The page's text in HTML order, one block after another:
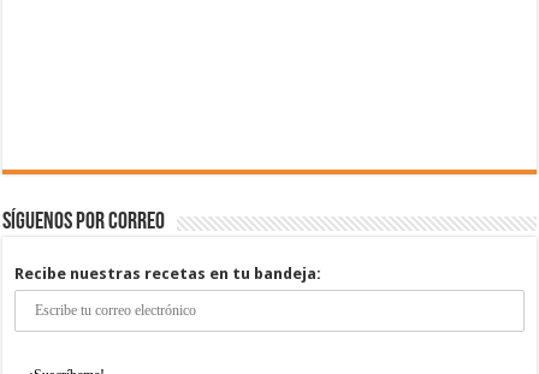
Síguenos por correo
Recibe nuestras recetas en tu bandeja: